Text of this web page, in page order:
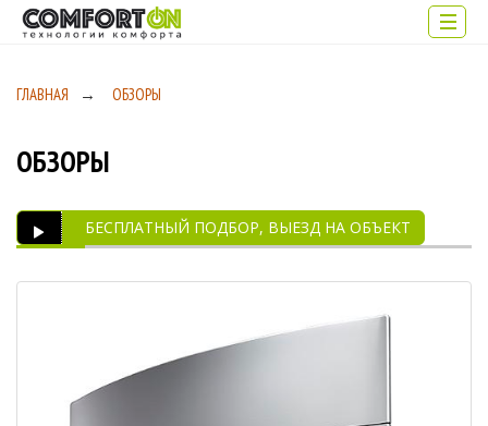
ГЛАВНАЯ → ОБЗОРЫ
ОБЗОРЫ
БЕСПЛАТНЫЙ ПОДБОР, ВЫЕЗД НА ОБЪЕКТ